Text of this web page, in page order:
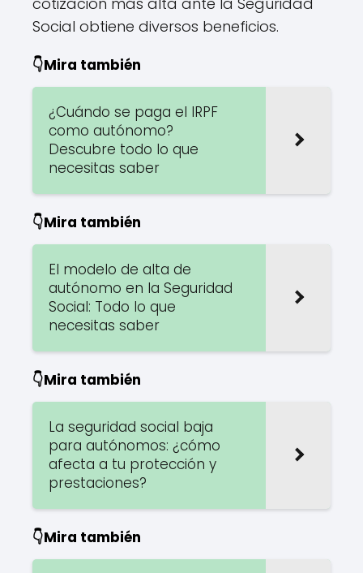
Social obtiene diversos beneficios.
👇Mira también
¿Cuándo se paga el IRPF
como autónomo?
Descubre todo lo que
necesitas saber
👇Mira también
El modelo de alta de
autónomo en la Seguridad
Social: Todo lo que
necesitas saber
👇Mira también
La seguridad social baja
para autónomos: ¿cómo
afecta a tu protección y
prestaciones?
👇Mira también